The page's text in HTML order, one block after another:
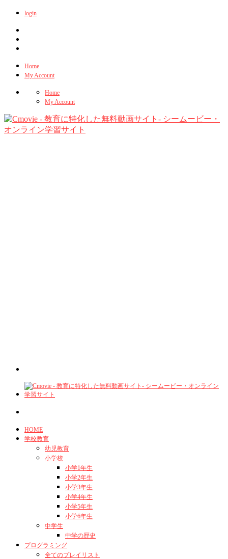
login
Home
My Account
Home
My Account
HOME
学校教育
幼児教育
小学校
小学1年生
小学2年生
小学3年生
小学4年生
小学5年生
小学6年生
中学生
中学の歴史
プログラミング
全てのプレイリスト